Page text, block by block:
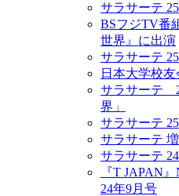
サラサーテ
BSフジTV番
世界』に出演
サラサーテ
日本大学校
サラサーテ
界」
サラサーテ
サラサーテ
サラサーテ
『T JAPAN
24年9月号